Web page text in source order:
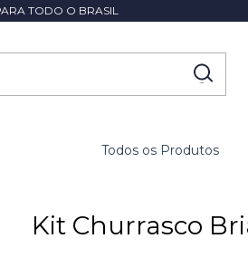
TODO O BRASIL
Todos os Produtos
Kit Churrasco